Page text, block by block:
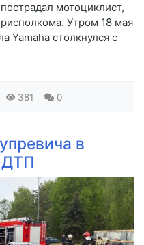
мотоциклист,
Утром 18 мая
Yamaha столкнулся с
381 0
в
ДТП